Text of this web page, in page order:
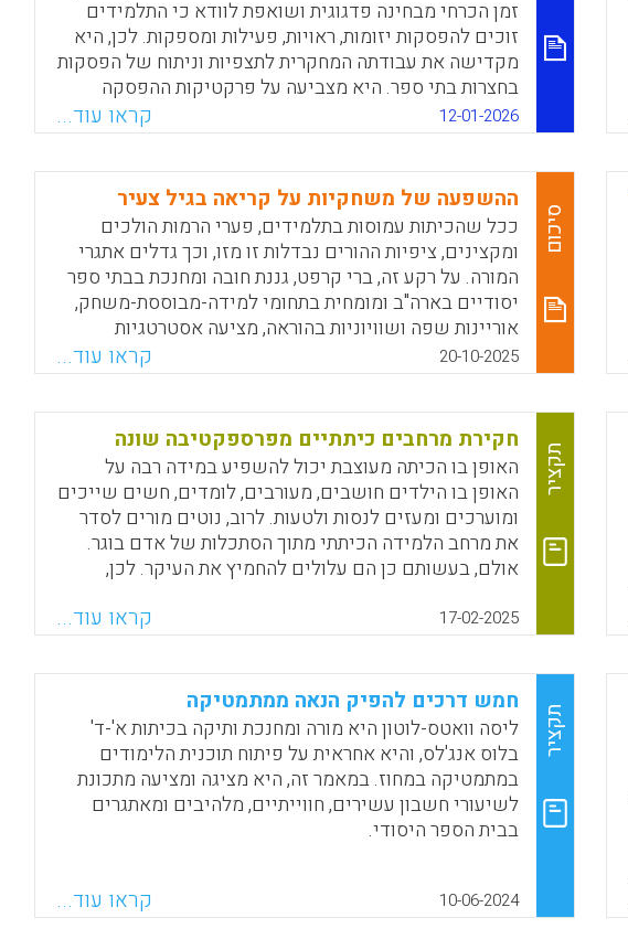
זמן הכרחי מבחינה פדגוגית ושואפת לוודא כי התלמידים
זוכים להפסקות יזומות, ראויות, פעילות ומספקות. לכן, היא
מקדישה את עבודתה המחקרית לתצפיות וניתוח של הפסקות
בחצרות בתי ספר. היא מצביעה על פרקטיקות ההפסקה
הנכונות ביותר מבחינה ניהולית, משחקית וזמנית. כמו כן,
היא מבהירה מהי החשיבות של הפסקות ומהן ההשלכות של
הימנעות מהפסקות, ומציגה קווי מנחה של הפסקות פעילות
בבית הספר.
WhatsApp
Facebook
Email
X
12-01-2026 קראו עוד...
סיכום
ההשפעה של משחקיות על קריאה בגיל צעיר
ככל שהכיתות עמוסות בתלמידים, פערי הרמות הולכים
ומקצינים, ציפיות ההורים נבדלות זו מזו, וכך גדלים אתגרי
המורה. על רקע זה, ברי קרפט, גננת חובה ומחנכת בבתי ספר
יסודיים בארה"ב ומומחית בתחומי למידה-מבוססת-משחק,
אוריינות שפה ושוויוניות בהוראה, מציעה אסטרטגיות
לתמיכה וקידום של אוריינות שפה בגן החובה ובכיתות א'-ב'.
WhatsApp
Facebook
Email
X
20-10-2025 קראו עוד...
תקציר
חקירת מרחבים כיתתיים מפרספקטיבה שונה
האופן בו הכיתה מעוצבת יכול להשפיע במידה רבה על
האופן בו הילדים חושבים, מעורבים, לומדים, חשים שייכים
ומוערכים ומעזים לנסות ולטעות. לרוב, נוטים מורים לסדר
את מרחב הלמידה הכיתתי מתוך הסתכלות של אדם בוגר.
אולם, בעשותם כן הם עלולים להחמיץ את העיקר. לכן,
הכיתה, צריכים מורים להביא בחשבון את נקודת המבט של
הילדים.
WhatsApp
Facebook
Email
X
17-02-2025 קראו עוד...
תקציר
חמש דרכים להפיק הנאה ממתמטיקה
ליסה וואטס-לוטון היא מורה ומחנכת ותיקה בכיתות א'-ד'
בלוס אנג'לס, והיא אחראית על פיתוח תוכנית הלימודים
במתמטיקה במחוז. במאמר זה, היא מציגה ומציעה מתכונת
לשיעורי חשבון עשירים, חווייתיים, מלהיבים ומאתגרים
בבית הספר היסודי.
WhatsApp10-06-2024 קראו עוד...